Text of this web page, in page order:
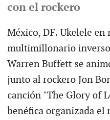
con el rockero
México, DF. Ukelele en
multimillonario
Warren Buffett se
junto al rockero Jon
canción "The Glory of
benéfica organizada el